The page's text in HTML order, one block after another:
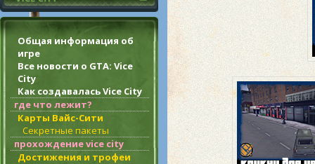
Общая информация об
игре
Все новости о GTA: Vice
City
Как создавалась Vice City
где что лежит?
Карты Вайс-Сити
Секретные пакеты
прохождение vice city
Достижения и трофеи